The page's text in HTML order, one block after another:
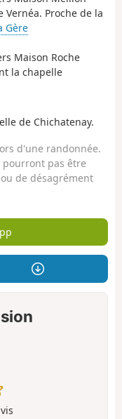
Vernéa. Proche de la
Gère
Maison Roche
la chapelle
de Chichatenay.
d'une randonnée.
pourront pas être
de désagrément